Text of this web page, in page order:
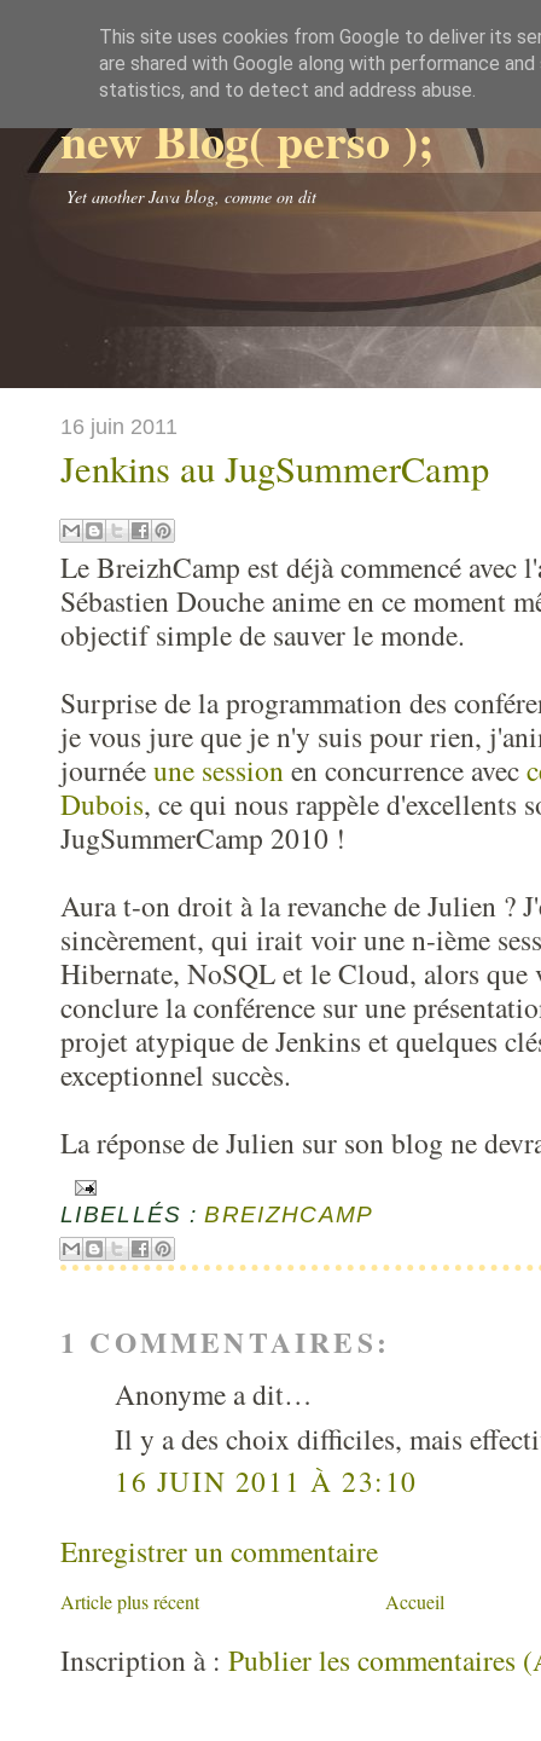
new Blog( perso );
Yet another Java blog, comme on dit
16 juin 2011
Jenkins au JugSummerCamp
Le BreizhCamp est déjà commencé avec
Sébastien Douche anime en ce moment
objectif simple de sauver le monde.
Surprise de la programmation des
je vous jure que je n'y suis pour rien,
journéeune sessionen concurrence avec
Dubois, ce qui nous rappèle d'excellents
JugSummerCamp 2010 !
Aura t-on droit à la revanche de Julien ?
sincèrement, qui irait voir une n-ième
Hibernate, NoSQL et le Cloud, alors que
conclure la conférence sur une
projet atypique de Jenkins et quelques
exceptionnel succès.
La réponse de Julien sur son blog ne
LIBELLÉS :BREIZHCAMP
1 COMMENTAIRES:
Anonyme a dit…
Il y a des choix difficiles, mais
16 JUIN 2011 À 23:10
Enregistrer un commentaire
Article plus récent Accueil
Inscription à : Publier les commentaires
This site uses cookies from Google to deliver its
are shared with Google along with performance
statistics, and to detect and address abuse.